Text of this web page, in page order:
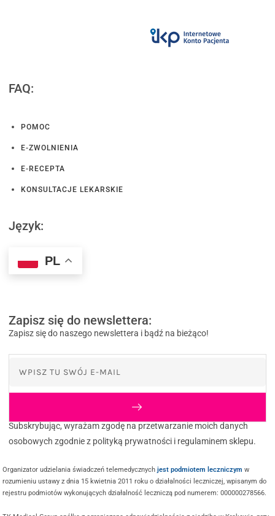
FAQ:
POMOC
E-ZWOLNIENIA
E-RECEPTA
KONSULTACJE LEKARSKIE
Język:
PL
Zapisz się do newslettera:
Zapisz się do naszego newslettera i bądź na bieżąco!
Subskrybując, wyrażam zgodę na przetwarzanie moich danych
osobowych zgodnie z polityką prywatności i regulaminem sklepu.
Organizator udzielania świadczeń telemedycznychjest podmiotem leczniczym w
rozumieniu ustawy z dnia 15 kwietnia 2011 roku o działalności leczniczej, wpisanym do
rejestru podmiotów wykonujących działalność leczniczą pod numerem: 000000278566.